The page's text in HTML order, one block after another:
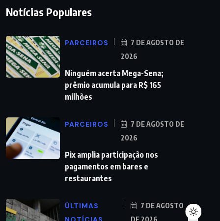
Notícias Populares
PARCEIROS
7 DE AGOSTO DE
2026
Ninguém acerta Mega-Sena;
prêmio acumula para R$ 165
milhões
PARCEIROS
7 DE AGOSTO DE
2026
Pix amplia participação nos
pagamentos em bares e
restaurantes
ÚLTIMAS
7 DE AGOSTO